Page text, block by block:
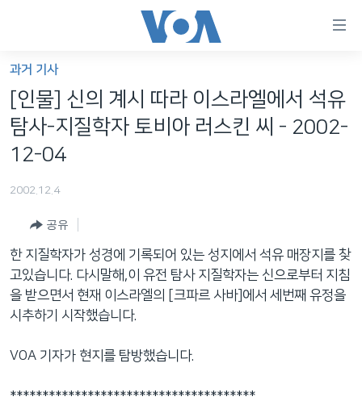
가
능
링
크
인
츠
이
동
인
비
세계
VOD
주파수 안내
언어 선택
과거 기사
[인물] 신의 계시 따라 이스라엘에서 석유
탐사-지질학자 토비아 러스킨 씨 - 2002-
12-04
2002.12.4
공유
한 지질학자가 성경에 기록되어 있는 성지에서 석유 매장지를 찾
고있습니다. 다시말해,이 유전 탐사 지질학자는 신으로부터 지침
을 받으면서 현재 이스라엘의 [크파르 사바]에서 세번째 유정을
시추하기 시작했습니다.
VOA 기자가 현지를 탐방했습니다.
**************************************